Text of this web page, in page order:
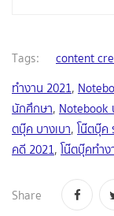
Tags: content
ทำงาน 2021,
นักศึกษา, Notebook
ตบุ๊ค บางเบา, โน๊ตบุ๊ค
คดี 2021, โน๊ตบุ๊คทำ
Share